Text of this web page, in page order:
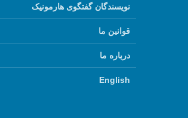
نویسندگان گفتگوی هارمونیک
قوانین ما
درباره ما
English